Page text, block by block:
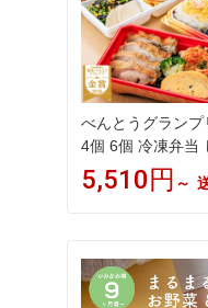
べんとうグランプ
4個 6個 冷凍弁当
生活応援弁当 駅
ン 減塩 栄養バラ
ポーツ 部活 管理
津 レンチン 時短
5,510円 ～